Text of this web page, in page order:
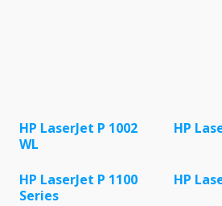
HP LaserJet P 1002
WL
HP
HP LaserJet P 1100
Series
HP